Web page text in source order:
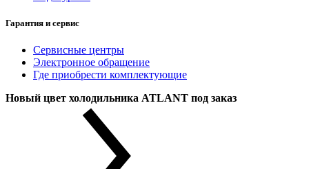
Гарантия и сервис
Сервисные центры
Электронное обращение
Где приобрести комплектующие
Новый цвет холодильника ATLANT под заказ